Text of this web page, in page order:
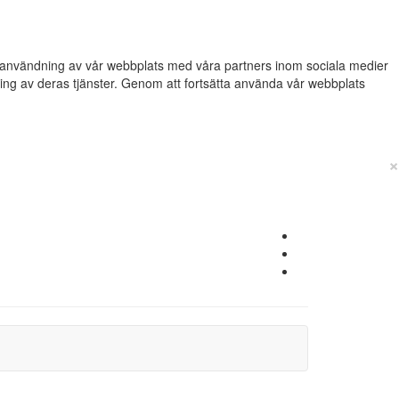
av vår webbplats med våra partners inom sociala medier
av deras tjänster. Genom att fortsätta använda vår webbplats
×